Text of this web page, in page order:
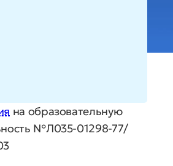
на образовательную
№Л035-01298-77/